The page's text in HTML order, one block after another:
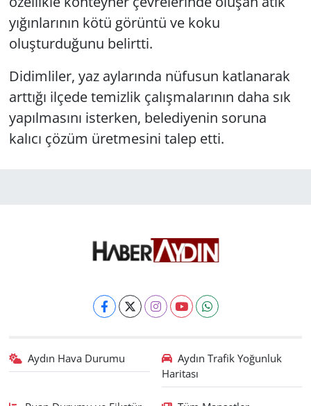
yığınlarının kötü görüntü ve koku
oluşturduğunu belirtti.
Didimliler, yaz aylarında nüfusun katlanarak
arttığı ilçede temizlik çalışmalarının daha sık
yapılmasını isterken, belediyenin soruna
kalıcı çözüm üretmesini talep etti.
Aydın Hava Durumu
Aydın Trafik Yoğunluk
Haritası